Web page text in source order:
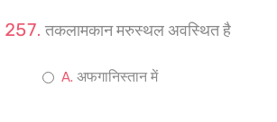
तकलामकान मरुस्थल अवस्थित है
अफगानिस्तान में